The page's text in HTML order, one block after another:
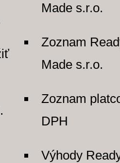
Made s.r.o.
Zoznam
Made s.r.o.
Zoznam
DPH
Výhody